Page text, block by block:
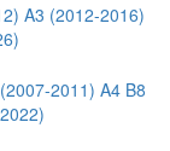
A3 (2012-2016)
2011) A4 B8